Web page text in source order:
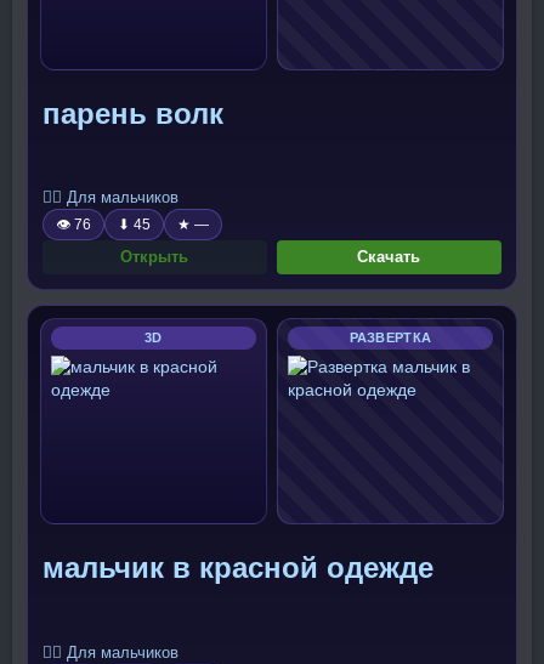
парень волк
🧍‍♂️ Для мальчиков
👁 76 ⬇ 45 ★ —
Открыть Скачать
3D РАЗВЕРТКА
мальчик в красной одежде
🧍‍♂️ Для мальчиков